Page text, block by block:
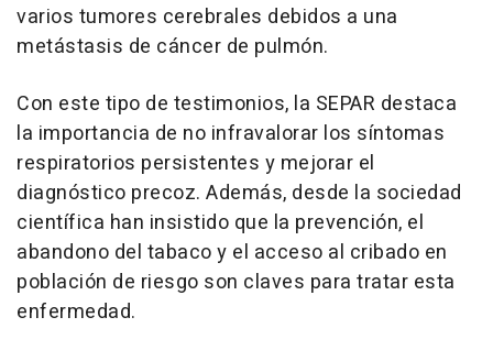
varios tumores cerebrales debidos a una
metástasis de cáncer de pulmón.
Con este tipo de testimonios, la SEPAR destaca
la importancia de no infravalorar los síntomas
respiratorios persistentes y mejorar el
diagnóstico precoz. Además, desde la sociedad
científica han insistido que la prevención, el
abandono del tabaco y el acceso al cribado en
población de riesgo son claves para tratar esta
enfermedad.